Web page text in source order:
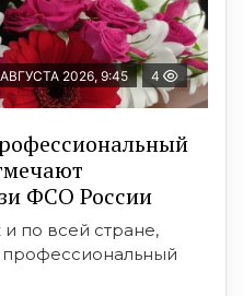
2026, 9:45 4
ФСО России
по всей стране,
профессиональный